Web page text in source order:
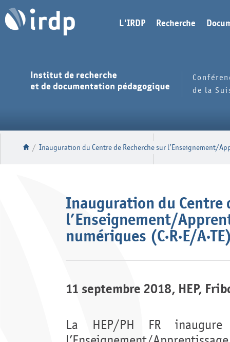
L'IRDP Recherche
de la
/ Inauguration du Centre de Recherche sur l’Enseignement/
Inauguration du Centre
l’Enseignement/
numériques (C·R·E/
11 septembre 2018, HEP,
La HEP/PH FR